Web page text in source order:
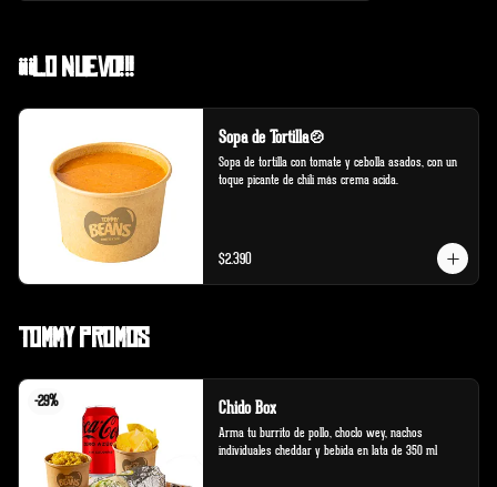
¡¡¡Lo Nuevo!!!
Sopa de Tortilla🍲
Sopa de tortilla con tomate y cebolla asados, con un
toque picante de chili más crema acida.
$2.390
Tommy Promos
-29% Chido Box
Arma tu burrito de pollo, choclo wey, nachos
individuales cheddar y bebida en lata de 350 ml